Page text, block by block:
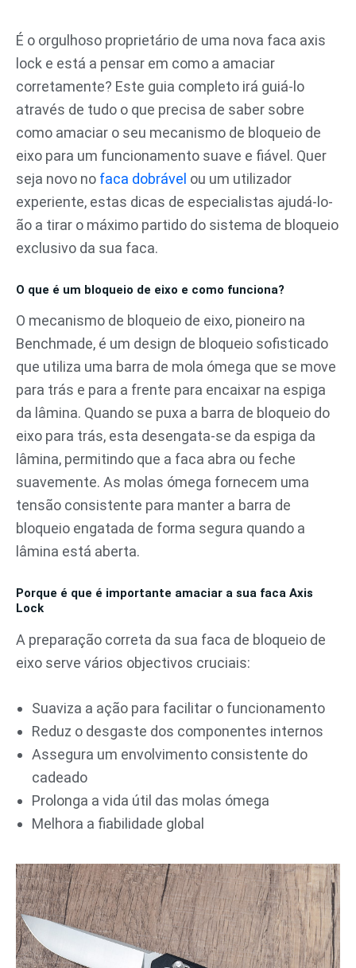
para
conteúdo
É o orgulhoso proprietário de uma nova faca axis
lock e está a pensar em como a amaciar
corretamente? Este guia completo irá guiá-lo
através de tudo o que precisa de saber sobre
como amaciar o seu mecanismo de bloqueio de
eixo para um funcionamento suave e fiável. Quer
seja novo no faca dobrável ou um utilizador
experiente, estas dicas de especialistas ajudá-lo-
ão a tirar o máximo partido do sistema de bloqueio
exclusivo da sua faca.
O que é um bloqueio de eixo e como funciona?
O mecanismo de bloqueio de eixo, pioneiro na
Benchmade, é um design de bloqueio sofisticado
que utiliza uma barra de mola ómega que se move
para trás e para a frente para encaixar na espiga
da lâmina. Quando se puxa a barra de bloqueio do
eixo para trás, esta desengata-se da espiga da
lâmina, permitindo que a faca abra ou feche
suavemente. As molas ómega fornecem uma
tensão consistente para manter a barra de
bloqueio engatada de forma segura quando a
lâmina está aberta.
Porque é que é importante amaciar a sua faca Axis
Lock
A preparação correta da sua faca de bloqueio de
eixo serve vários objectivos cruciais:
Suaviza a ação para facilitar o funcionamento
Reduz o desgaste dos componentes internos
Assegura um envolvimento consistente do
cadeado
Prolonga a vida útil das molas ómega
Melhora a fiabilidade global